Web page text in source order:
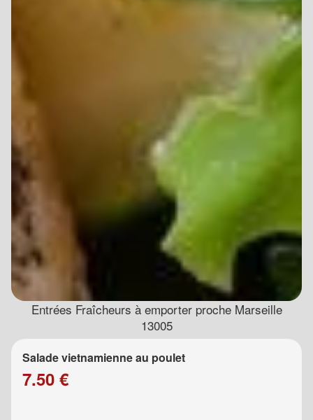
Entrées Fraîcheurs à emporter proche Marseille
13005
Salade vietnamienne au poulet
7.50 €